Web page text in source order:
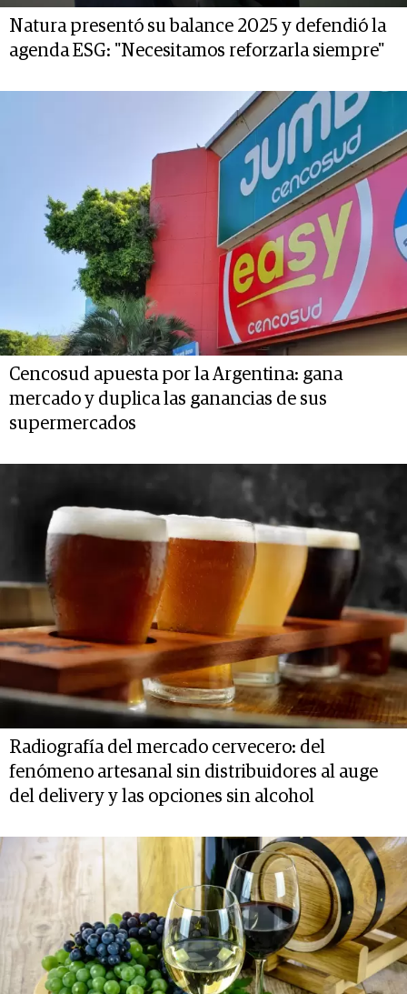
Natura presentó su balance 2025 y defendió la
agenda ESG: "Necesitamos reforzarla siempre"
Cencosud apuesta por la Argentina: gana
mercado y duplica las ganancias de sus
supermercados
Radiografía del mercado cervecero: del
fenómeno artesanal sin distribuidores al auge
del delivery y las opciones sin alcohol